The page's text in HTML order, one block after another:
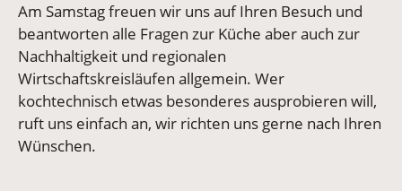
Am Samstag freuen wir uns auf Ihren Besuch und
beantworten alle Fragen zur Küche aber auch zur
Nachhaltigkeit und regionalen
Wirtschaftskreisläufen allgemein. Wer
kochtechnisch etwas besonderes ausprobieren will,
ruft uns einfach an, wir richten uns gerne nach Ihren
Wünschen.